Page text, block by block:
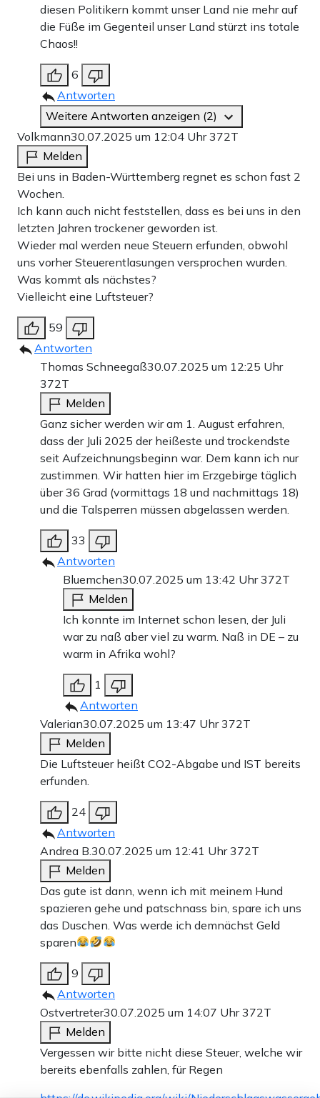
diesen Politikern kommt unser Land nie mehr auf
die Füße im Gegenteil unser Land stürzt ins totale
Chaos!!
6
Antworten
Weitere Antworten anzeigen (2)
Volkmann30.07.2025 um 12:04 Uhr372T
Melden
Bei uns in Baden-Württemberg regnet es schon fast 2
Wochen.
Ich kann auch nicht feststellen, dass es bei uns in den
letzten Jahren trockener geworden ist.
Wieder mal werden neue Steuern erfunden, obwohl
uns vorher Steuerentlasungen versprochen wurden.
Was kommt als nächstes?
Vielleicht eine Luftsteuer?
59
Antworten
Thomas Schneegaß30.07.2025 um 12:25 Uhr
372T
Melden
Ganz sicher werden wir am 1. August erfahren,
dass der Juli 2025 der heißeste und trockendste
seit Aufzeichnungsbeginn war. Dem kann ich nur
zustimmen. Wir hatten hier im Erzgebirge täglich
über 36 Grad (vormittags 18 und nachmittags 18)
und die Talsperren müssen abgelassen werden.
33
Antworten
Bluemchen30.07.2025 um 13:42 Uhr372T
Melden
Ich konnte im Internet schon lesen, der Juli
war zu naß aber viel zu warm. Naß in DE – zu
warm in Afrika wohl?
1
Antworten
Valerian30.07.2025 um 13:47 Uhr372T
Melden
Die Luftsteuer heißt CO2-Abgabe und IST bereits
erfunden.
24
Antworten
Andrea B. 30.07.2025 um 12:41 Uhr372T
Melden
Das gute ist dann, wenn ich mit meinem Hund
spazieren gehe und patschnass bin, spare ich uns
das Duschen. Was werde ich demnächst Geld
sparen
9
Antworten
Ostvertreter30.07.2025 um 14:07 Uhr372T
Melden
Vergessen wir bitte nicht diese Steuer, welche wir
bereits ebenfalls zahlen, für Regen